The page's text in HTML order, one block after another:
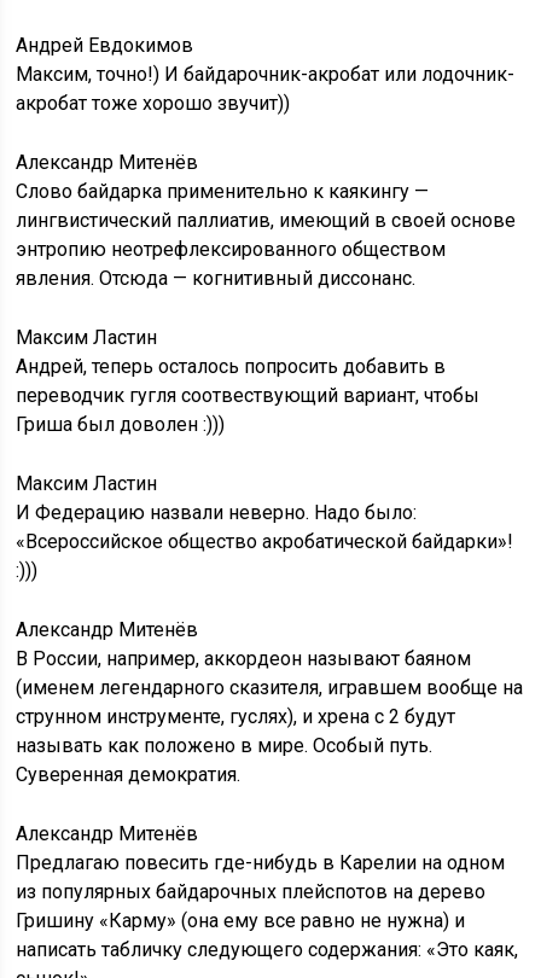
Андрей Евдокимов
Максим, точно!) И байдарочник-акробат или лодочник-
акробат тоже хорошо звучит))
Александр Митенёв
Слово байдарка применительно к каякингу —
лингвистический паллиатив, имеющий в своей основе
энтропию неотрефлексированного обществом
явления. Отсюда — когнитивный диссонанс.
Максим Ластин
Андрей, теперь осталось попросить добавить в
переводчик гугля соотвествующий вариант, чтобы
Гриша был доволен :)))
Максим Ластин
И Федерацию назвали неверно. Надо было:
«Всероссийское общество акробатической байдарки»!
:)))
Александр Митенёв
В России, например, аккордеон называют баяном
(именем легендарного сказителя, игравшем вообще на
струнном инструменте, гуслях), и хрена с 2 будут
называть как положено в мире. Особый путь.
Суверенная демократия.
Александр Митенёв
Предлагаю повесить где-нибудь в Карелии на одном
из популярных байдарочных плейспотов на дерево
Гришину «Карму» (она ему все равно не нужна) и
написать табличку следующего содержания: «Это каяк,